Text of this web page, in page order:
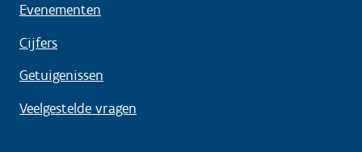
Evenementen
Cijfers
Getuigenissen
Veelgestelde vragen